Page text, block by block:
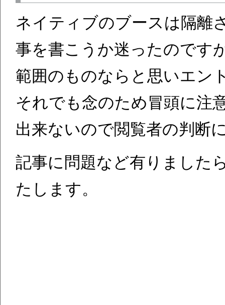
ネイティブのブースは隔離
事を書こうか迷ったのです
範囲のものならと思いエン
それでも念のため冒頭に注
出来ないので閲覧者の判断
記事に問題など有りました
たします。